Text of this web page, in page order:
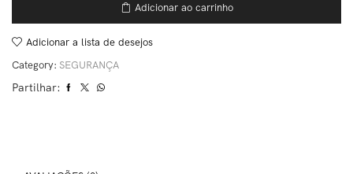
Adicionar ao carrinho
Adicionar a lista de desejos
Category: SEGURANÇA
Partilhar: